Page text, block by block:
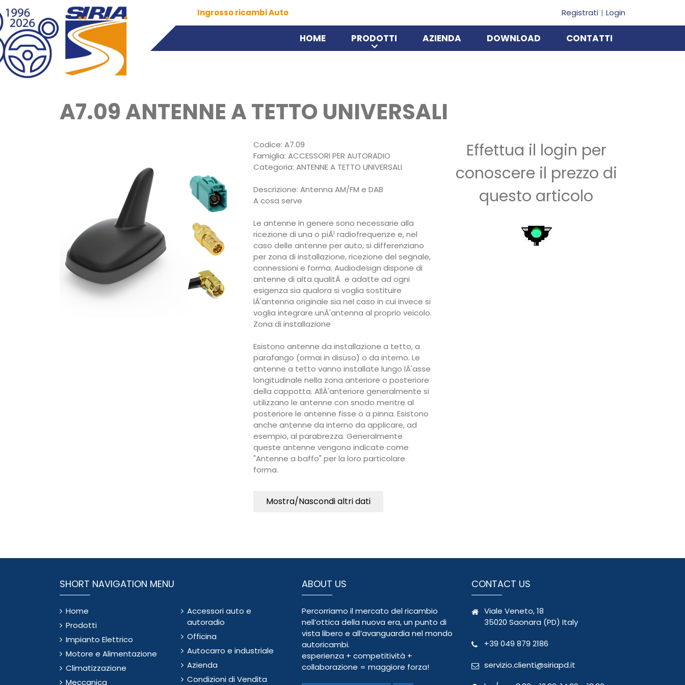
Ingrosso ricambi Auto Registrati Login
HOME PRODOTTI AZIENDA DOWNLOAD CONTATTI
A7.09 ANTENNE A TETTO UNIVERSALI
Codice: A7.09
Famiglia: ACCESSORI PER AUTORADIO
Categoria: ANTENNE A TETTO UNIVERSALI
Descrizione: Antenna AM/FM e DAB
A cosa serve
Le antenne in genere sono necessarie alla
ricezione di una o piÃ¹ radiofrequenze e, nel
caso delle antenne per auto, si differenziano
per zona di installazione, ricezione del segnale,
connessioni e forma. Audiodesign dispone di
antenne di alta qualitÃ e adatte ad ogni
esigenza sia qualora si voglia sostituire
lÂ'antenna originale sia nel caso in cui invece si
voglia integrare unÂ'antenna al proprio veicolo.
Zona di installazione
Esistono antenne da installazione a tetto, a
parafango (ormai in disuso) o da interno. Le
antenne a tetto vanno installate lungo lÂ'asse
longitudinale nella zona anteriore o posteriore
della cappotta. AllÂ'anteriore generalmente si
utilizzano le antenne con snodo mentre al
posteriore le antenne fisse o a pinna. Esistono
anche antenne da interno da applicare, ad
esempio, al parabrezza. Generalmente
queste antenne vengono indicate come
"Antenne a baffo" per la loro particolare
forma.
Mostra/Nascondi altri dati
Effettua il login per
conoscere il prezzo di
questo articolo
SHORT NAVIGATION MENU
Home
Prodotti
Impianto Elettrico
Motore e Alimentazione
Climatizzazione
Meccanica
Accessori auto e
autoradio
Officina
Autocarro e industriale
Azienda
Condizioni di Vendita
ABOUT US
Percorriamo il mercato del ricambio
nell’ottica della nuova era, un punto di
vista libero e all’avanguardia nel mondo
autoricambi.
esperienza + competitività +
collaborazione = maggiore forza!
CONTACT US
Viale Veneto, 18
35020 Saonara (PD) Italy
+39 049 879 2186
servizio.clienti@siriapd.it